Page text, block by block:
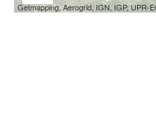
Getmapping, Aerogrid, IGN, IGP, UPR-